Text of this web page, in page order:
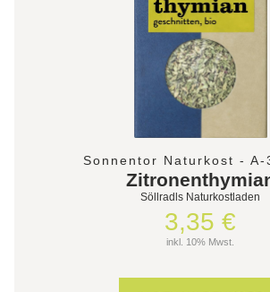
Sonnentor Naturkost - A-
Söllradls Naturkostladen
3,35 €
inkl. 10% Mwst.